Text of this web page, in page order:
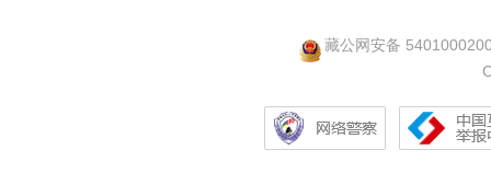
藏公网安备